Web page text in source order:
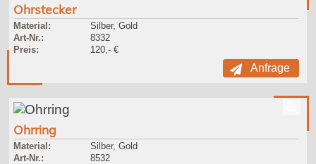
Ohrstecker
Material:
Silber, Gold
Art-Nr.:
8332
Preis:
120,- €
Anfrage
Ohrring
Material:
Silber, Gold
Art-Nr.:
8532